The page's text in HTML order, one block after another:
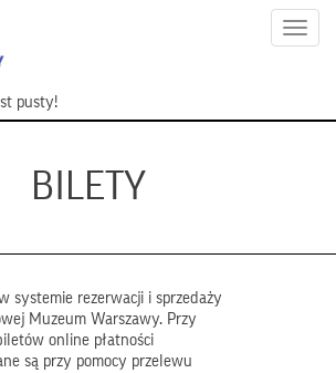
Menu
pusty!
BILETY
systemie rezerwacji i sprzedaży
Muzeum Warszawy. Przy
online płatności
są przy pomocy przelewu